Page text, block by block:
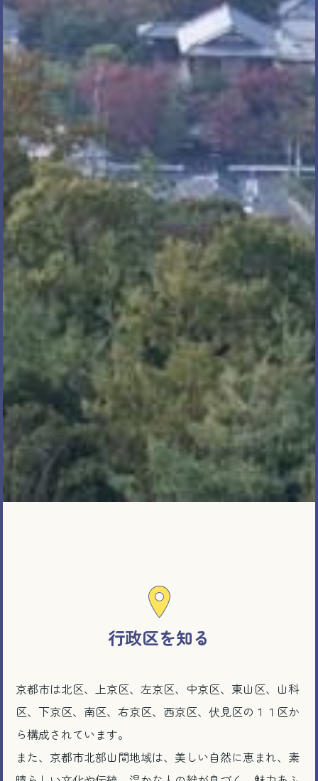
行政区を知る
京都市は北区、上京区、左京区、中京区、東山区、山科
区、下京区、南区、右京区、西京区、伏見区の１１区か
ら構成されています。
また、京都市北部山間地域は、美しい自然に恵まれ、素